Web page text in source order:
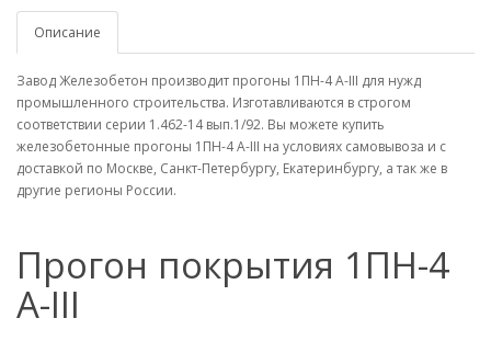
Описание
Завод Железобетон производит прогоны 1ПН-4 А-III для нужд
промышленного строительства. Изготавливаются в строгом
соответствии серии 1.462-14 вып.1/92. Вы можете купить
железобетонные прогоны 1ПН-4 А-III на условиях самовывоза и с
доставкой по Москве, Санкт-Петербургу, Екатеринбургу, а так же в
другие регионы России.
Прогон покрытия 1ПН-4
А-III